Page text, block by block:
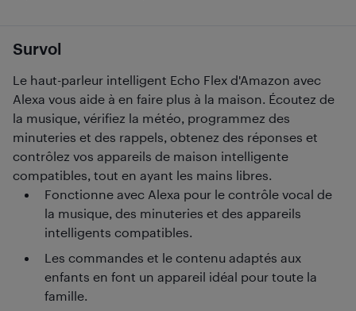
Survol
Le haut-parleur intelligent Echo Flex d'Amazon avec
Alexa vous aide à en faire plus à la maison. Écoutez de
la musique, vérifiez la météo, programmez des
minuteries et des rappels, obtenez des réponses et
contrôlez vos appareils de maison intelligente
compatibles, tout en ayant les mains libres.
Fonctionne avec Alexa pour le contrôle vocal de
la musique, des minuteries et des appareils
intelligents compatibles.
Les commandes et le contenu adaptés aux
enfants en font un appareil idéal pour toute la
famille.